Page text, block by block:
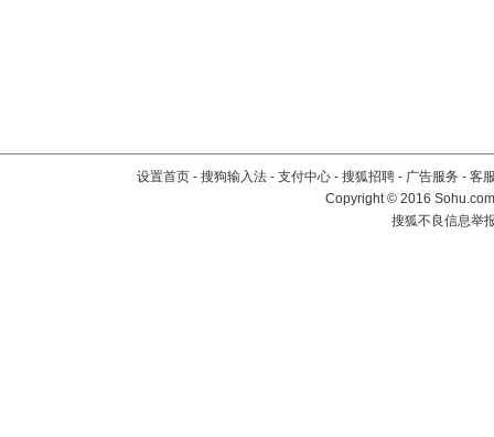
设置首页 - 搜狗输入法 - 支付中心 - 搜狐招聘 - 广告服务 - 客
Copyright©2016
搜狐不良信息举